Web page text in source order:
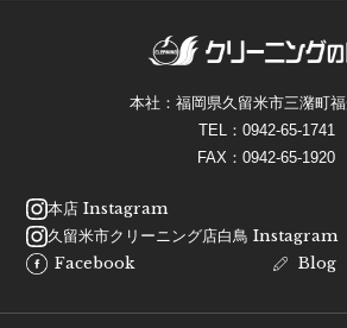
本社：福岡県久留米市三潴町
TEL： 0942-65-1741
FAX：0942-65-1920
本店 Instagram
久留米市クリーニング店白鳥 Instagram
Facebook
Blog